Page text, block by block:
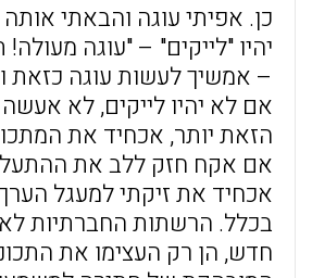
כן. אפיתי עוגה והבאתי
יהיו "לייקים" – "עוגה
– אמשיך לעשות עוגה כזאת
אם לא יהיו לייקים, לא
הזאת יותר, אכחיד את
אם אקח חזק ללב את
אכחיד את זיקתי למעגל
בכלל. הרשתות החברתיות
חדש, הן רק העצימו את